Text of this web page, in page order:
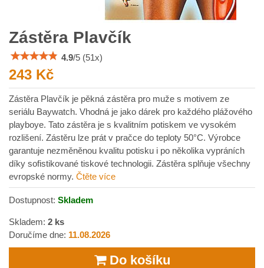
Zástěra Plavčík
4.9/5 (51 x)
243 Kč
Zástěra Plavčík je pěkná zástěra pro muže s motivem ze
seriálu Baywatch. Vhodná je jako dárek pro každého plážového
playboye. Tato zástěra je s kvalitním potiskem ve vysokém
rozlišení. Zástěru lze prát v pračce do teploty 50°C. Výrobce
garantuje nezměněnou kvalitu potisku i po několika vypráních
díky sofistikované tiskové technologii. Zástěra splňuje všechny
evropské normy. Čtěte více
Dostupnost: Skladem
Skladem: 2 ks
Doručíme dne: 11.08.2026
Do košíku